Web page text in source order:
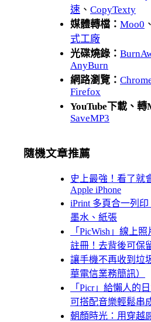
速 、 CopyTexty
媒體轉檔： Moo0 、
式工廠
光碟燒錄：
AnyBurn
網路瀏覽：
Firefox
YouTube下載、轉
SaveMP3
隨機文章推薦
史上最強！看了就
Apple iPhone
iPrint 多頁合一列
墨水、紙張
「PicWish」線上
註冊！去背後可保
讓手機不再收到垃
華電信業務簡訊）
「Picr」給懶人的
可搭配音樂輕鬆串
朝顏時光：用穿越